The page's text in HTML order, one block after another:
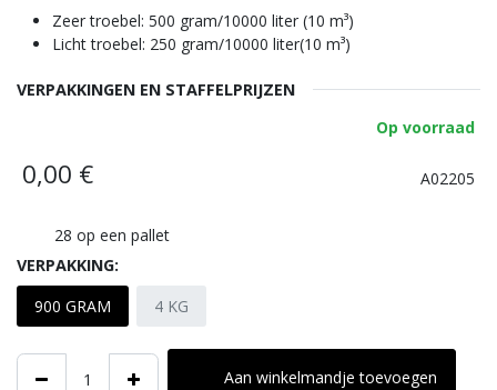
Zeer troebel: 500 gram/10000 liter (10 m³)
Licht troebel: 250 gram/10000 liter(10 m³)
VERPAKKINGEN EN STAFFELPRIJZEN
Op voorraad
0,00 € A02205
28 op een pallet
VERPAKKING:
900 GRAM
4 KG
Aan winkelmandje toevoegen